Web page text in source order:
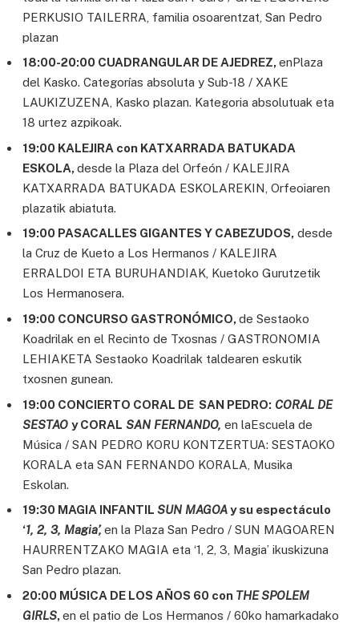
PERKUSIO TAILERRA, familia osoarentzat, San Pedro
plazan
18:00-20:00 CUADRANGULAR DE AJEDREZ,enPlaza
del Kasko. Categorías absoluta y Sub-18 / XAKE
LAUKIZUZENA, Kasko plazan. Kategoria absolutuak eta
18 urtez azpikoak.
19:00 KALEJIRA con KATXARRADA BATUKADA
ESKOLA,desde la Plaza del Orfeón / KALEJIRA
KATXARRADA BATUKADA ESKOLAREKIN, Orfeoiaren
plazatik abiatuta.
19:00 PASACALLES GIGANTES Y CABEZUDOS, desde
la Cruz de Kueto a Los Hermanos / KALEJIRA
ERRALDOI ETA BURUHANDIAK, Kuetoko Gurutzetik
Los Hermanosera.
19:00 CONCURSO GASTRONÓMICO,de Sestaoko
Koadrilak en el Recinto de Txosnas / GASTRONOMIA
LEHIAKETA Sestaoko Koadrilak taldearen eskutik
txosnen gunean.
19:00 CONCIERTO CORAL DE SAN PEDRO: CORAL DE
SESTAO y CORAL SAN FERNANDO, en laEscuela de
Música / SAN PEDRO KORU KONTZERTUA: SESTAOKO
KORALA eta SAN FERNANDO KORALA, Musika
Eskolan.
19:30 MAGIA INFANTIL SUN MAGOAy su espectáculo
‘1, 2, 3, Magia’,en la Plaza San Pedro / SUN MAGOAREN
HAURRENTZAKO MAGIA eta ‘1, 2, 3, Magia’ ikuskizuna
San Pedro plazan.
20:00 MÚSICA DE LOS AÑOS 60 con THESPOLEM
GIRLS,en el patio de Los Hermanos / 60ko hamarkadako